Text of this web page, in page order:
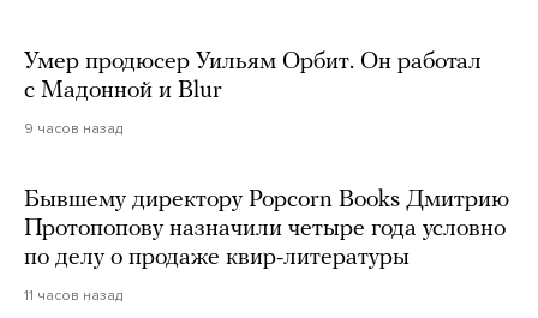
Умер продюсер Уильям Орбит. Он работал
с Мадонной и Blur
9 часов назад
Бывшему директору Popcorn Books Дмитрию
Протопопову назначили четыре года условно
по делу о продаже квир-литературы
11 часов назад